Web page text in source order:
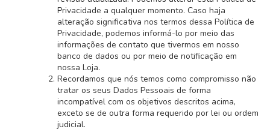
Privacidade a qualquer momento. Caso haja
alteração significativa nos termos dessa Política de
Privacidade, podemos informá-lo por meio das
informações de contato que tivermos em nosso
banco de dados ou por meio de notificação em
nossa Loja.
Recordamos que nós temos como compromisso não
tratar os seus Dados Pessoais de forma
incompatível com os objetivos descritos acima,
exceto se de outra forma requerido por lei ou ordem
judicial.